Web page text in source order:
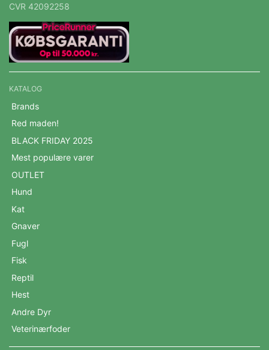
CVR 42092258
KATALOG
Brands
Red maden!
BLACK FRIDAY 2025
Mest populære varer
OUTLET
Hund
Kat
Gnaver
Fugl
Fisk
Reptil
Hest
Andre Dyr
Veterinærfoder